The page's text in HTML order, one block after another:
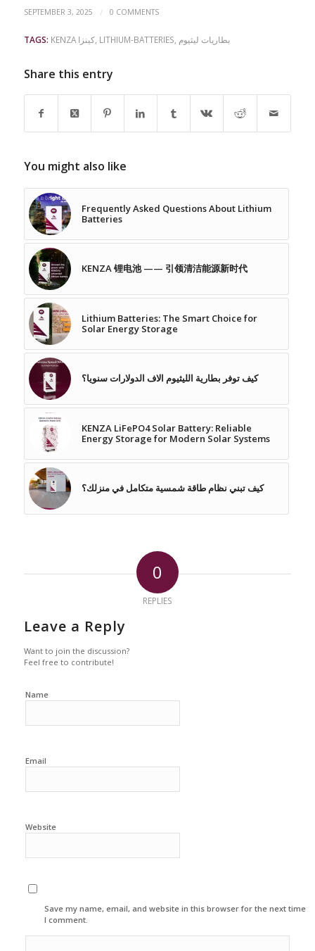
SEPTEMBER 3, 2025 / 0 COMMENTS
TAGS: KENZA كينزا, LITHIUM-BATTERIES, بطاريات ليثيوم
Share this entry
You might also like
Frequently Asked Questions About Lithium
Batteries
KENZA 锂电池 —— 引领清洁能源新时代
Lithium Batteries: The Smart Choice for
Solar Energy Storage
كيف توفر بطارية الليثيوم الاف الدولارات سنويا؟
KENZA LiFePO4 Solar Battery: Reliable
Energy Storage for Modern Solar Systems
كيف تبني نظام طاقة شمسية متكامل في منزلك؟
0
REPLIES
Leave a Reply
Want to join the discussion?
Feel free to contribute!
Name
Email
Website
Save my name, email, and website in this browser for the next time
I comment.